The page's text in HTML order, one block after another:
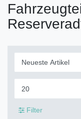
Filter